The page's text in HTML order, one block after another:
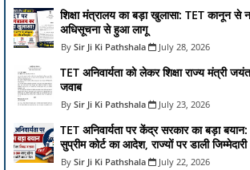
शिक्षा मंत्रालय का बड़ा खुलासा: TET कानून से
अधिसूचना से हुआ लागू
Sir Ji Ki Pathshala July 28, 2026
TET अनिवार्यता को लेकर शिक्षा राज्य मंत्री
जवाब
Sir Ji Ki Pathshala July 23, 2026
TET अनिवार्यता पर केंद्र सरकार का बड़ा
सुप्रीम कोर्ट का आदेश, राज्यों पर डाली जिम्मेदारी
Sir Ji Ki Pathshala July 22, 2026